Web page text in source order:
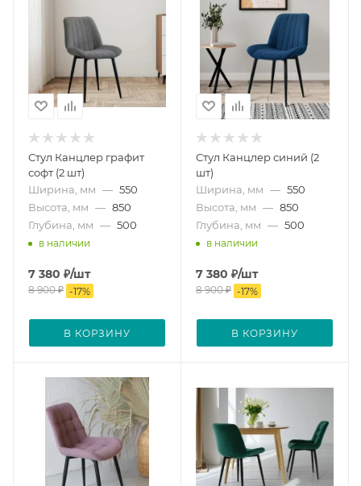
Стул Канцлер графит
софт (2 шт)
Ширина, мм — 550
Высота, мм — 850
Глубина, мм — 500
в наличии
7 380 ₽/шт
8 900₽ -17%
В КОРЗИНУ
Стул Канцлер синий (2
шт)
Ширина, мм — 550
Высота, мм — 850
Глубина, мм — 500
в наличии
7 380 ₽/шт
8 900₽ -17%
В КОРЗИНУ